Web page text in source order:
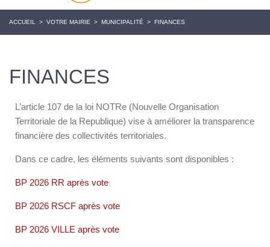
ACCUEIL > VOTRE MAIRIE > MUNICIPALITÉ > FINANCES
FINANCES
L’article 107 de la loi NOTRe (Nouvelle Organisation
Territoriale de la Republique) vise à améliorer la transparence
financière des collectivités territoriales.
Dans ce cadre, les éléments suivants sont disponibles :
BP 2026 RR après vote
BP 2026 RSCF après vote
BP 2026 VILLE après vote